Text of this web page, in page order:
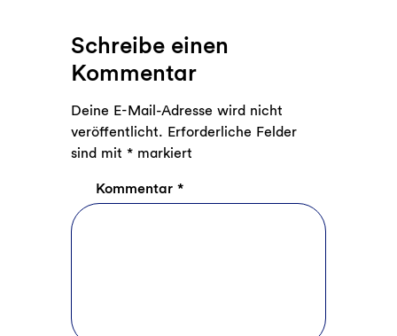
Schreibe einen
Kommentar
Deine E-Mail-Adresse wird nicht
veröffentlicht. Erforderliche Felder
sind mit *markiert
Kommentar *